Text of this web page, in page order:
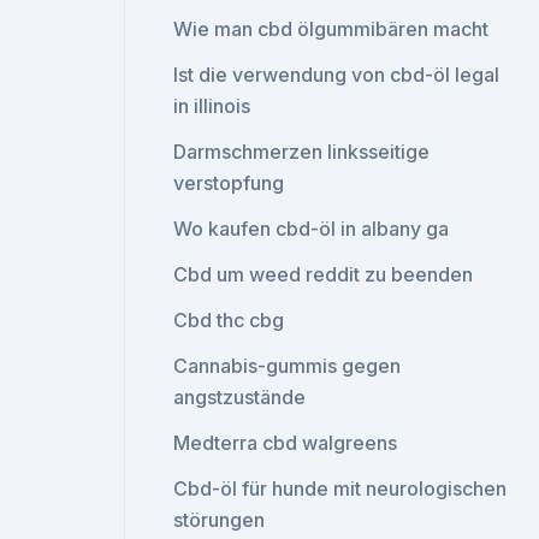
Wie man cbd ölgummibären macht
Ist die verwendung von cbd-öl legal
in illinois
Darmschmerzen linksseitige
verstopfung
Wo kaufen cbd-öl in albany ga
Cbd um weed reddit zu beenden
Cbd thc cbg
Cannabis-gummis gegen
angstzustände
Medterra cbd walgreens
Cbd-öl für hunde mit neurologischen
störungen